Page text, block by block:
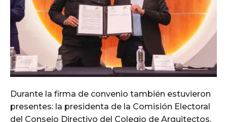
Durante la firma de convenio también estuvieron
presentes: la presidenta de la Comisión Electoral
del Consejo Directivo del Colegio de Arquitectos,